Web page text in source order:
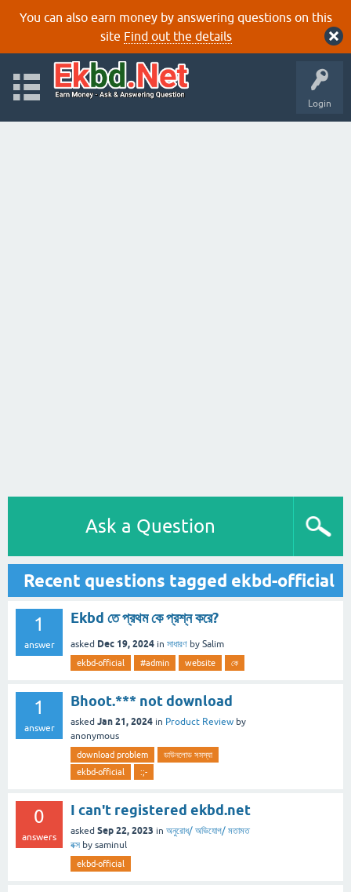
You can also earn money by answering questions on this
site Find out the details
Login
Ask a Question
Recent questions tagged ekbd-official
1
answer
Ekbd তে প্রথম কে প্রশ্ন করে?
asked Dec 19, 2024 in সাধারণ by Salim
ekbd-official #admin website কে
1
answer
Bhoot.*** not download
asked Jan 21, 2024 in Product Review by
anonymous
download problem
ডাউনলোড সমস্যা
ekbd-official
:;-
0
answers
I can't registered ekbd.net
asked Sep 22, 2023 in অনুরোধ/ অভিযোগ/ মতামত
বক্স by saminul
ekbd-official